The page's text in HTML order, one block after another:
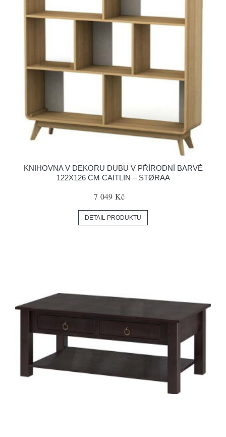
KNIHOVNA V DEKORU DUBU V PŘÍRODNÍ BARVĚ
122X126 CM CAITLIN – STØRAA
7 049 Kč
DETAIL PRODUKTU